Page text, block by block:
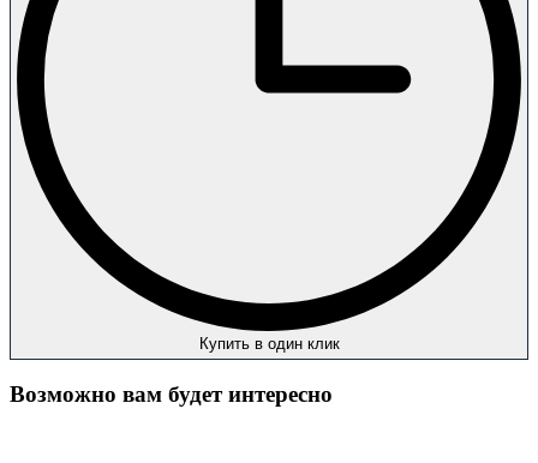
Купить в один клик
Возможно вам будет интересно